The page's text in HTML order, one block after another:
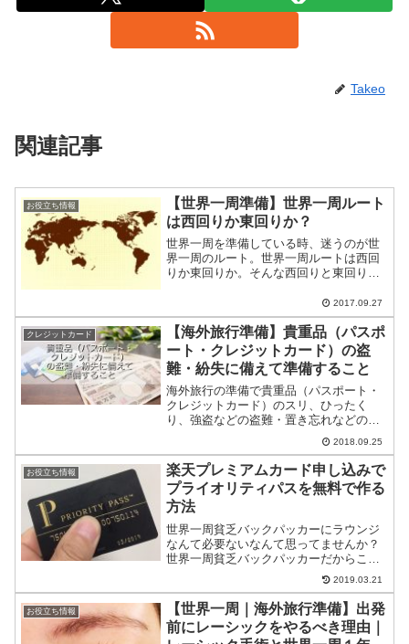
Takeo
関連記事
お役立ち情報
【世界一周準備】世界一周ルート
は西回りか東回りか？
世界一周を準備している時、迷うのが世
界一周のルート。世界一周ルートは西回
りか東回りか。そんな西回りと東回りの
世界一周西回りルート世界一周西回りル
ートのメリット日本人世界一周西回りバ
ックパッカーが多い世界一...
2017.09.27
クレジットカード
【海外旅行準備】貴重品（パスポ
ート・クレジットカード）の盗
難・紛失に備えて準備すること
海外旅行の準備で貴重品（パスポート・
クレジットカード）のスリ、ひったく
り、強盗などの盗難・置き忘れなどの紛
失に備えて準備することをまとめまし
2018.09.25
お役立ち情報
楽天プレミアムカード申し込みで
プライオリティパスを無料で作る
方法
世界一周貧乏バックパッカーにラウンジ
なんて必要ないなんて思ってませんか？
世界一周貧乏バックパッカーだからこ
そ、ラウンジは使うべきなんです。その
ラウンジを無料で利用するために世界一
周するなら絶対持って行ったほうがいい
プライオリティパス。世界1...
2019.03.21
お役立ち情報
【世界一周｜海外旅行準備】出発
前にレーシックをやるべき理由｜